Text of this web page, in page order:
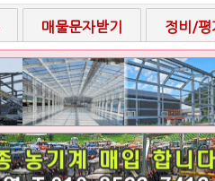
매물문자받기 정비/평